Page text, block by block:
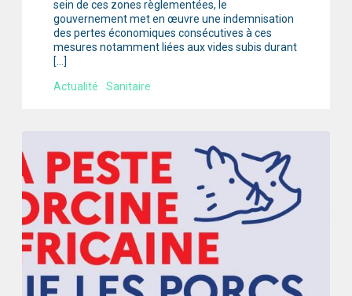
sein de ces zones règlementées, le
gouvernement met en œuvre une indemnisation
des pertes économiques consécutives à ces
mesures notamment liées aux vides subis durant
[…]
Actualité
Sanitaire